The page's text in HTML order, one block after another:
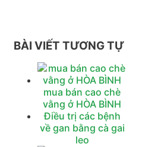
BÀI VIẾT TƯƠNG TỰ
mua bán cao chè
vằng ở HÒA BÌNH
Điều trị các bệnh
về gan bằng cà gai
leo